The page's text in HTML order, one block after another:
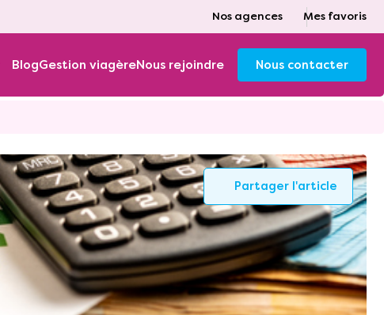
Nos agences Mes favoris
BlogGestion viagèreNous rejoindre Nous contacter
Partager l'article